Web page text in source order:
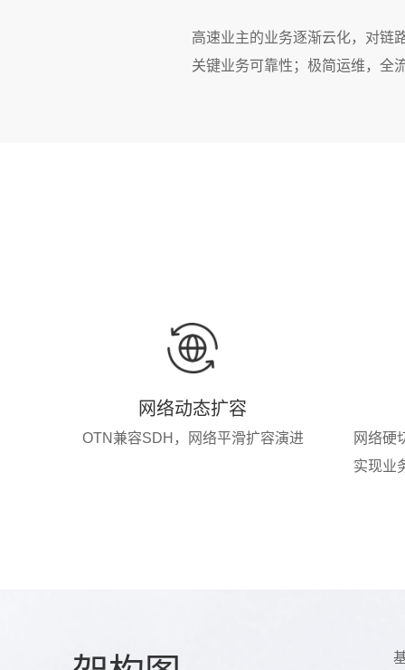
高速业主的业务逐渐云化，对链
关键业务可靠性；极简运维，全
网络动态扩容
OTN兼容SDH，网络平滑扩容演进
网络硬
实现业